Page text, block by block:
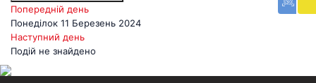
Попередній день
Понеділок 11 Березень 2024
Наступний день
Подій не знайдено